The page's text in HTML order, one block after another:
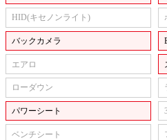
HID(キセノンライト)
バックカメラ
エアロ
ローダウン
パワーシート
ベンチシート